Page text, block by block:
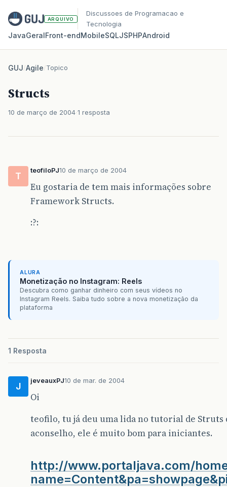
ARQUIVO
Discussoes de Programacao e
Tecnologia
JavaGeralFront‑endMobileSQLJSPHPAndroid
GUJ/Agile/Topico
Structs
10 de março de 2004 1 resposta
T
teofiloPJ10 de março de 2004
Eu gostaria de tem mais informações sobre
Framework Structs.
:?:
ALURA
Monetização no Instagram: Reels
Descubra como ganhar dinheiro com seus vídeos no
Instagram Reels. Saiba tudo sobre a nova monetização da
plataforma
1 Resposta
J
jeveauxPJ10 de mar. de 2004
Oi
teofilo, tu já deu uma lida no tutorial de Struts
aconselho, ele é muito bom para iniciantes.
http://www.portaljava.com/